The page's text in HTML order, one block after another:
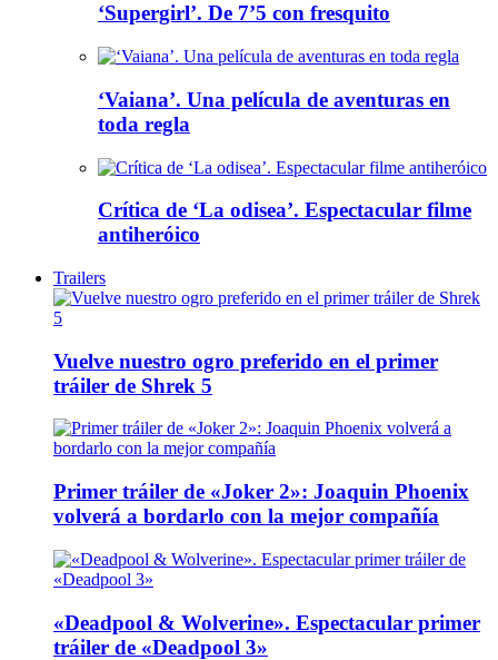
‘Supergirl’. De 7’5 con fresquito
‘Vaiana’. Una película de aventuras en
toda regla
Crítica de ‘La odisea’. Espectacular filme
antiheróico
Trailers
Vuelve nuestro ogro preferido en el primer
tráiler de Shrek 5
Primer tráiler de «Joker 2»: Joaquin Phoenix
volverá a bordarlo con la mejor compañía
«Deadpool & Wolverine». Espectacular primer
tráiler de «Deadpool 3»